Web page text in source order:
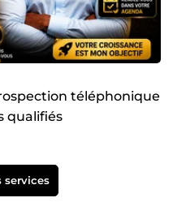
téléphonique
qualifiés
services